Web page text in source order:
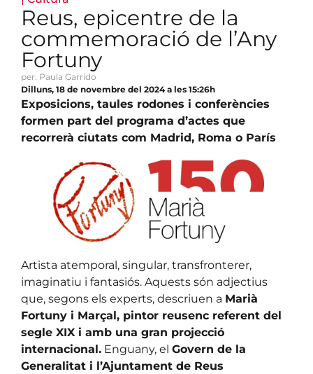
Reus, epicentre de la
commemoració de l’Any
Fortuny
per: Paula Garrido
Dilluns, 18 de novembre del 2024 a les 15:26h
Exposicions, taules rodones i conferències
formen part del programa d’actes que
recorrerà ciutats com Madrid, Roma o París
Artista atemporal, singular, transfronterer,
imaginatiu i fantasiós. Aquests són adjectius
que, segons els experts, descriuen a Marià
Fortuny i Marçal, pintor reusenc referent del
segle XIX i amb una gran projecció
internacional. Enguany, el Govern de la
Generalitat i l’Ajuntament de Reus